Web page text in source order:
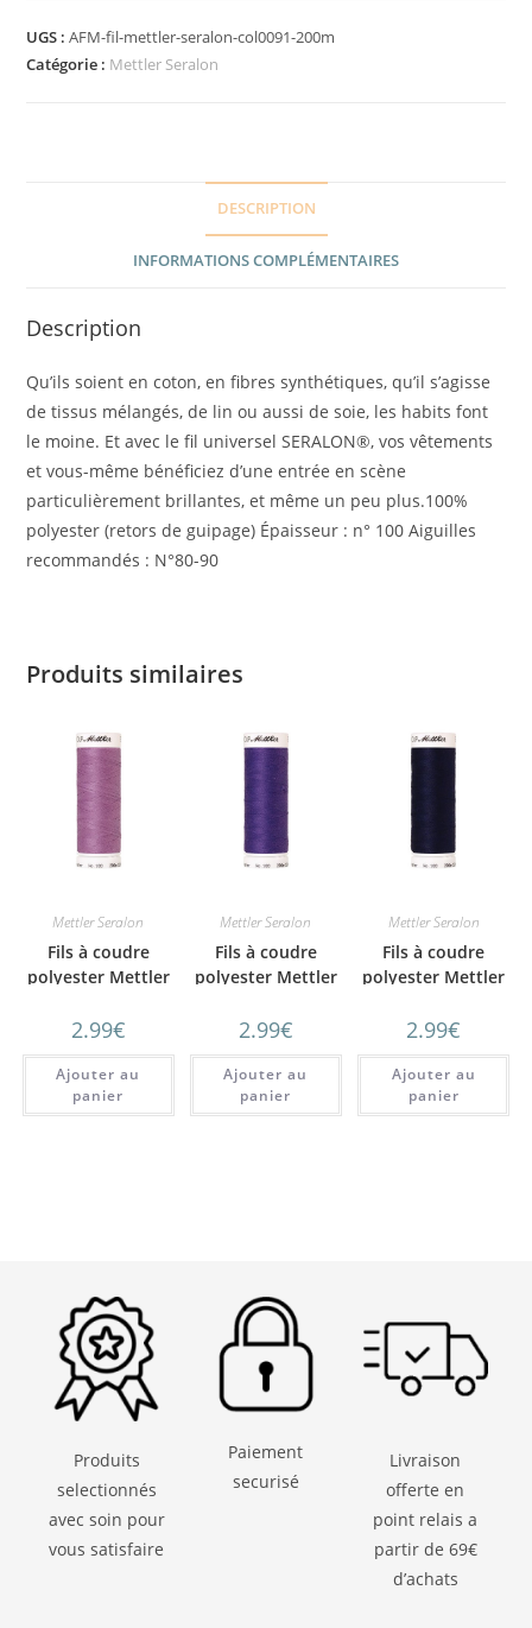
UGS :AFM-fil-mettler-seralon-col0091-200m
Catégorie : Mettler Seralon
DESCRIPTION
INFORMATIONS COMPLÉMENTAIRES
Description
Qu’ils soient en coton, en fibres synthétiques, qu’il s’agisse
de tissus mélangés, de lin ou aussi de soie, les habits font
le moine. Et avec le fil universel SERALON®, vos vêtements
et vous-même bénéficiez d’une entrée en scène
particulièrement brillantes, et même un peu plus.100%
polyester (retors de guipage) Épaisseur : n° 100 Aiguilles
recommandés : N°80-90
Produits similaires
Mettler Seralon
Fils à coudre
polyester Mettler
n°57
2.99€
Ajouter au
panier
Mettler Seralon
Fils à coudre
polyester Mettler
N°30
2.99€
Ajouter au
panier
Mettler Seralon
Fils à coudre
polyester Mettler
N°16
2.99€
Ajouter au
panier
Produits
selectionnés
avec soin pour
vous satisfaire
Paiement
securisé
Livraison
offerte en
point relais a
partir de 69€
d’achats